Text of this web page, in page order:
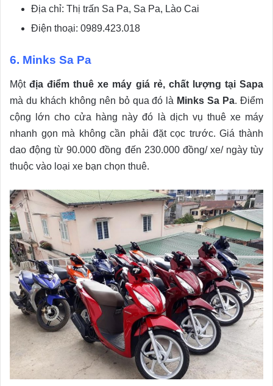
Địa chỉ: Thị trấn Sa Pa, Sa Pa, Lào Cai
Điện thoại: 0989.423.018
6. Minks Sa Pa
Mộtđịa điểm thuê xe máy giá rẻ, chất lượng tại Sapa
mà du khách không nên bỏ qua đó là Minks Sa Pa. Điểm
cộng lớn cho cửa hàng này đó là dịch vụ thuê xe máy
nhanh gọn mà không cần phải đặt cọc trước. Giá thành
dao động từ 90.000 đồng đến 230.000 đồng/ xe/ ngày tùy
thuộc vào loại xe bạn chọn thuê.